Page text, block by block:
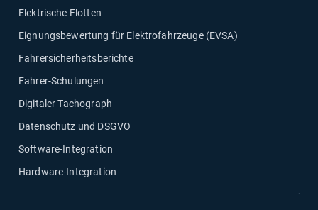
Elektrische Flotten
Eignungsbewertung für Elektrofahrzeuge (EVSA)
Fahrersicherheitsberichte
Fahrer-Schulungen
Digitaler Tachograph
Datenschutz und DSGVO
Software-Integration
Hardware-Integration